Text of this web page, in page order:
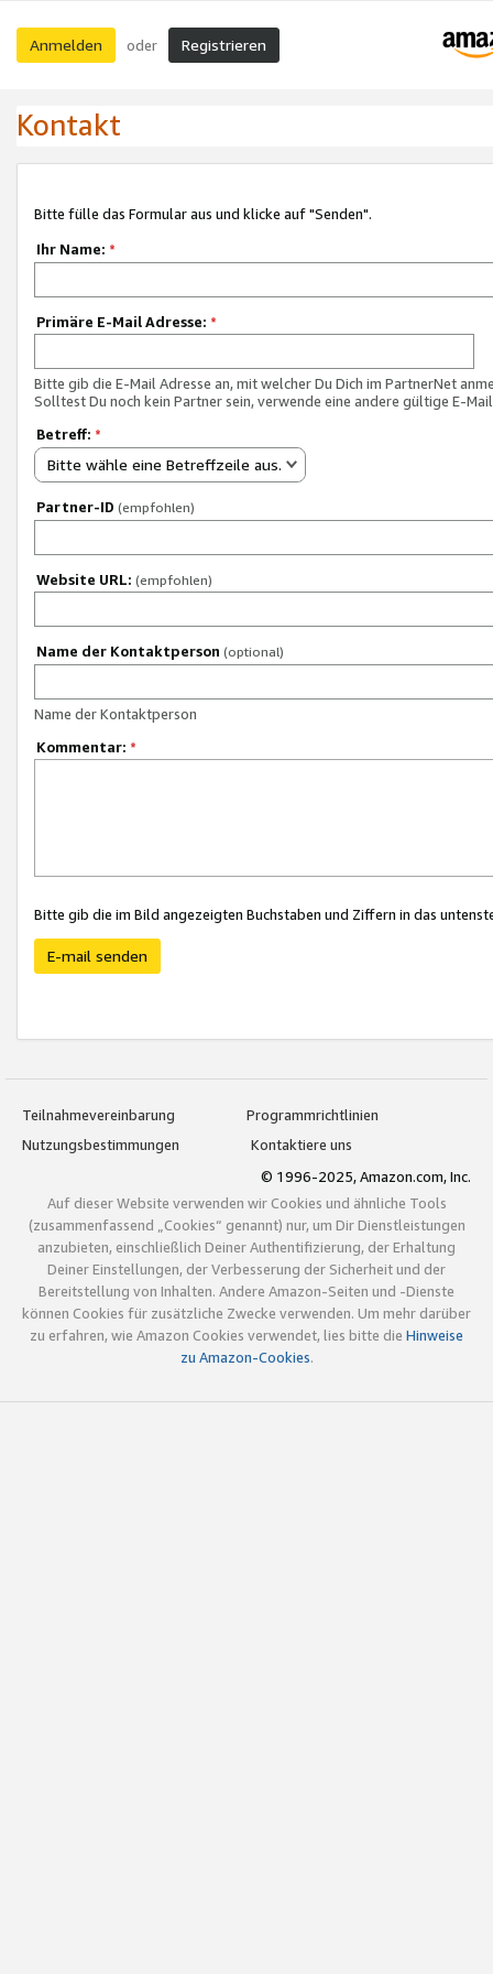
Anmelden oder Registrieren
Kontakt
Bitte fülle das Formular aus und klicke auf "Senden".
Ihr Name: *
Primäre E-Mail Adresse: *
Bitte gib die E-Mail Adresse an, mit welcher Du Dich im PartnerNet
Solltest Du noch kein Partner sein, verwende eine andere gültige E-
Betreff: *
Bitte wähle eine Betreffzeile aus.
Partner-ID (empfohlen)
Website URL: (empfohlen)
Name der Kontaktperson (optional)
Name der Kontaktperson
Kommentar: *
Bitte gib die im Bild angezeigten Buchstaben und Ziffern in das
E-mail senden
Teilnahmevereinbarung
Programmrichtlinien
Nutzungsbestimmungen
Kontaktiere uns
© 1996-2025, Amazon.com, Inc.
Auf dieser Website verwenden wir Cookies und ähnliche Tools
(zusammenfassend „Cookies“ genannt) nur, um Dir Dienstleistungen
anzubieten, einschließlich Deiner Authentifizierung, der Erhaltung
Deiner Einstellungen, der Verbesserung der Sicherheit und der
Bereitstellung von Inhalten. Andere Amazon-Seiten und -Dienste
können Cookies für zusätzliche Zwecke verwenden. Um mehr darüber
zu erfahren, wie Amazon Cookies verwendet, lies bitte die Hinweise
zu Amazon-Cookies.